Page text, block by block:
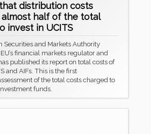
that distribution costs
half of the total
invest in UCITS
Securities and Markets Authority
EU’s financial markets regulator and
published its report on total costs of
and AIFs. This is the first
of the total costs charged to
funds.